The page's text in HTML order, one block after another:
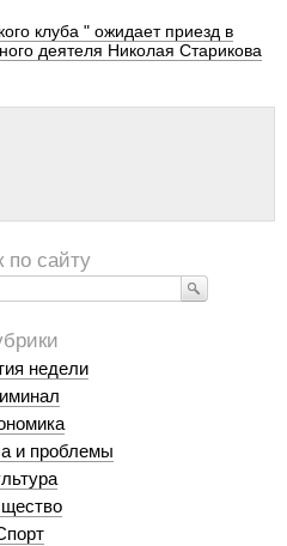
клуба " ожидает приезд в
деятеля Николая Старикова
недели
и проблемы